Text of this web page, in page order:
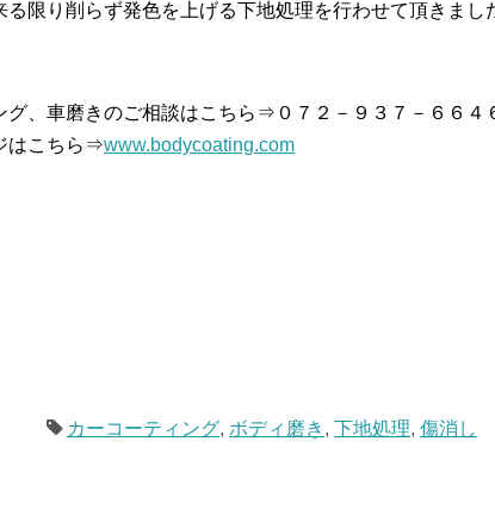
る限り削らず発色を上げる下地処理を行わせて頂きまし
グ、車磨きのご相談はこちら⇒０７２－９３７－６６４
はこちら⇒www.bodycoating.com
カーコーティング, ボディ磨き ,下地処理,傷消し